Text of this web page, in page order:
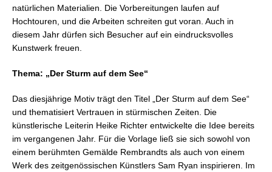
natürlichen Materialien. Die Vorbereitungen laufen auf
Hochtouren, und die Arbeiten schreiten gut voran. Auch in
diesem Jahr dürfen sich Besucher auf ein eindrucksvolles
Kunstwerk freuen.
Thema: „Der Sturm auf dem See“
Das diesjährige Motiv trägt den Titel „Der Sturm auf dem See“
und thematisiert Vertrauen in stürmischen Zeiten. Die
künstlerische Leiterin Heike Richter entwickelte die Idee bereits
im vergangenen Jahr. Für die Vorlage ließ sie sich sowohl von
einem berühmten Gemälde Rembrandts als auch von einem
Werk des zeitgenössischen Künstlers Sam Ryan inspirieren. Im